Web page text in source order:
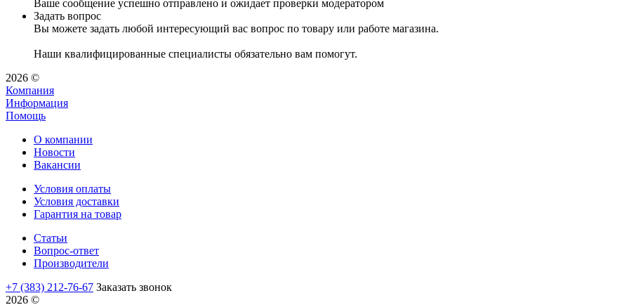
Ваше сообщение успешно отправлено и ожидает проверки модератором
Задать вопрос
Вы можете задать любой интересующий вас вопрос по товару или работе магазина.
Наши квалифицированные специалисты обязательно вам помогут.
2026 ©
Компания
Информация
Помощь
О компании
Новости
Вакансии
Условия оплаты
Условия доставки
Гарантия на товар
Статьи
Вопрос-ответ
Производители
+7 (383) 212-76-67 Заказать звонок
2026 ©